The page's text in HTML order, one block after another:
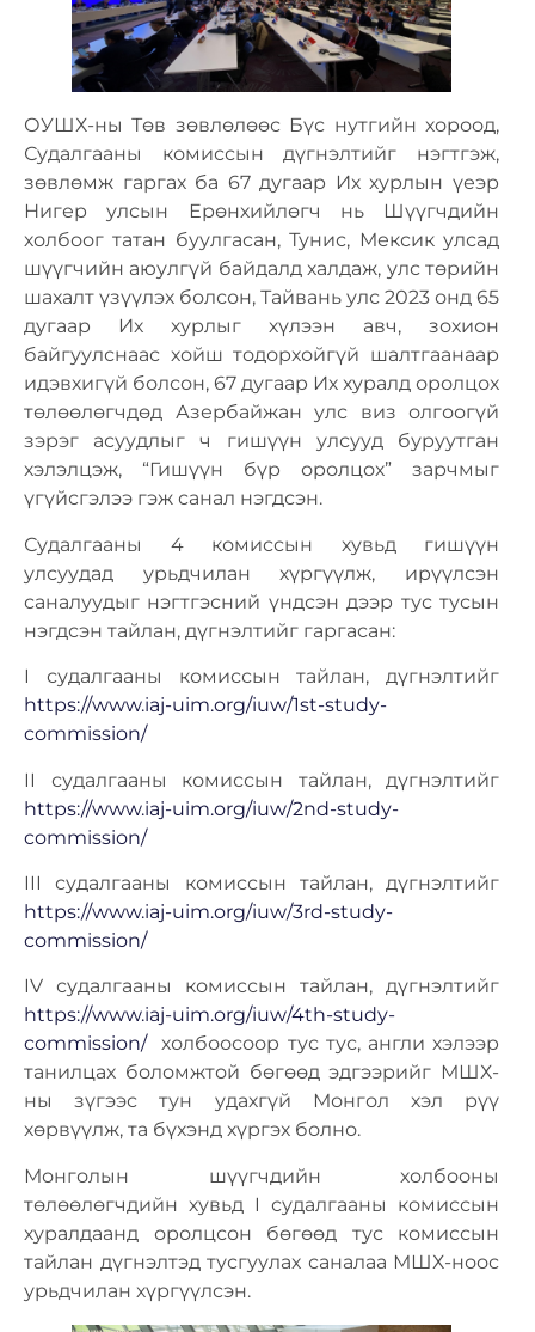
ОУШХ-ны Төв зөвлөлөөс Бүс нутгийн хороод,
Судалгааны комиссын дүгнэлтийг нэгтгэж,
зөвлөмж гаргах ба 67 дугаар Их хурлын үеэр
Нигер улсын Ерөнхийлөгч нь Шүүгчдийн
холбоог татан буулгасан, Тунис, Мексик улсад
шүүгчийн аюулгүй байдалд халдаж, улс төрийн
шахалт үзүүлэх болсон, Тайвань улс 2023 онд 65
дугаар Их хурлыг хүлээн авч, зохион
байгуулснаас хойш тодорхойгүй шалтгаанаар
идэвхигүй болсон, 67 дугаар Их хуралд оролцох
төлөөлөгчдөд Азербайжан улс виз олгоогүй
зэрэг асуудлыг ч гишүүн улсууд буруутган
хэлэлцэж, “Гишүүн бүр оролцох” зарчмыг
үгүйсгэлээ гэж санал нэгдсэн.
Судалгааны 4 комиссын хувьд гишүүн
улсуудад урьдчилан хүргүүлж, ирүүлсэн
саналуудыг нэгтгэсний үндсэн дээр тус тусын
нэгдсэн тайлан, дүгнэлтийг гаргасан:
I судалгааны комиссын тайлан, дүгнэлтийг
https://www.iaj-uim.org/iuw/1st-study-
commission/
II судалгааны комиссын тайлан, дүгнэлтийг
https://www.iaj-uim.org/iuw/2nd-study-
commission/
III судалгааны комиссын тайлан, дүгнэлтийг
https://www.iaj-uim.org/iuw/3rd-study-
commission/
IV судалгааны комиссын тайлан, дүгнэлтийг
https://www.iaj-uim.org/iuw/4th-study-
commission/холбоосоор тус тус, англи хэлээр
танилцах боломжтой бөгөөд эдгээрийг МШХ-
ны зүгээс тун удахгүй Монгол хэл рүү
хөрвүүлж, та бүхэнд хүргэх болно.
Монголын шүүгчдийн холбооны
төлөөлөгчдийн хувьд I судалгааны комиссын
хуралдаанд оролцсон бөгөөд тус комиссын
тайлан дүгнэлтэд тусгуулах саналаа МШХ-ноос
урьдчилан хүргүүлсэн.